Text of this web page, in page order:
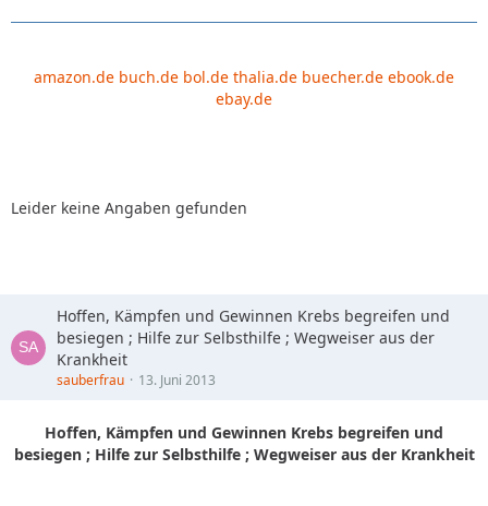
amazon.de buch.de bol.de thalia.de buecher.de ebook.de
ebay.de
Leider keine Angaben gefunden
Hoffen, Kämpfen und Gewinnen Krebs begreifen und
besiegen ; Hilfe zur Selbsthilfe ; Wegweiser aus der
Krankheit
sauberfrau 13. Juni 2013
Hoffen, Kämpfen und Gewinnen Krebs begreifen und
besiegen ; Hilfe zur Selbsthilfe ; Wegweiser aus der Krankheit